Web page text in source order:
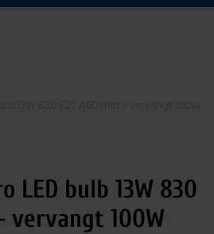
LED bulb 13W 830
vervangt 100W